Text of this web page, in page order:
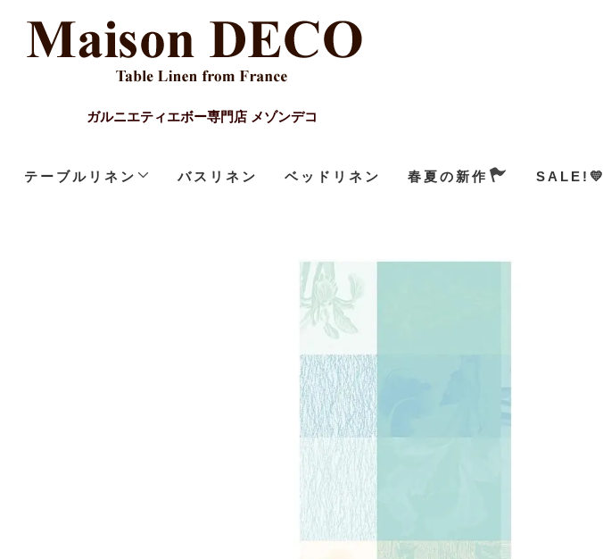
ガルニエティエボー専門店 メゾンデコ
テーブルリネン バスリネン ベッドリネン 春夏の新作 SALE!💛